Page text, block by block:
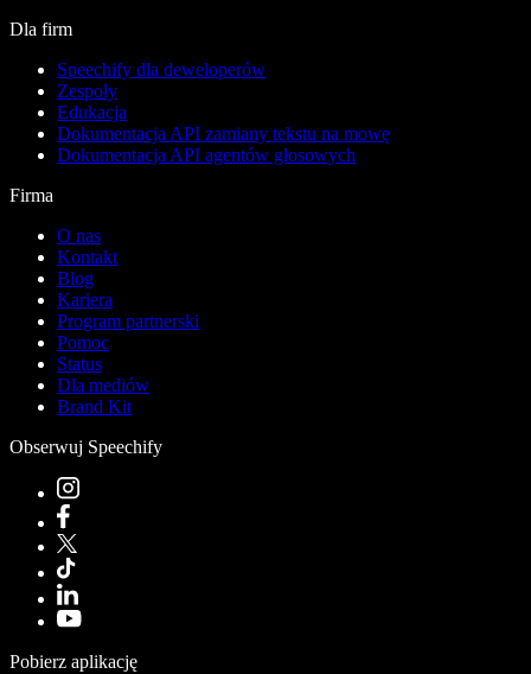
Dla firm
Speechify dla deweloperów
Zespoły
Edukacja
Dokumentacja API zamiany tekstu na mowę
Dokumentacja API agentów głosowych
Firma
O nas
Kontakt
Blog
Kariera
Program partnerski
Pomoc
Status
Dla mediów
Brand Kit
Obserwuj Speechify
Pobierz aplikację